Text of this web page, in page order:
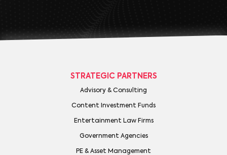
STRATEGIC PARTNERS
Advisory & Consulting
Content Investment Funds
Entertainment Law Firms
Government Agencies
PE & Asset Management